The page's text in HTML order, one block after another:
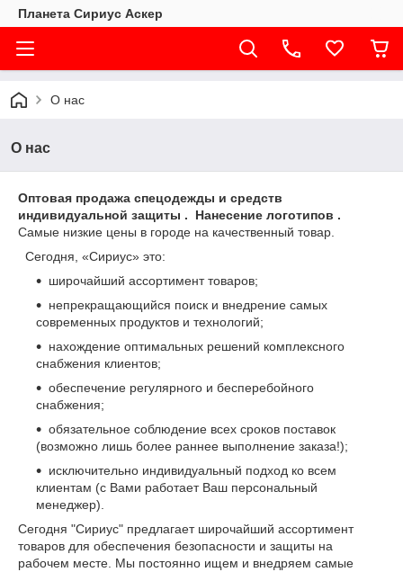
Планета Сириус Аскер
О нас
О нас
Оптовая продажа спецодежды и средств
индивидуальной защиты . Нанесение логотипов .
Самые низкие цены в городе на качественный товар.
Сегодня, «Сириус» это:
широчайший ассортимент товаров;
непрекращающийся поиск и внедрение самых
современных продуктов и технологий;
нахождение оптимальных решений комплексного
снабжения клиентов;
обеспечение регулярного и бесперебойного
снабжения;
обязательное соблюдение всех сроков поставок
(возможно лишь более раннее выполнение заказа!);
исключительно индивидуальный подход ко всем
клиентам (с Вами работает Ваш персональный
менеджер).
Сегодня "Сириус" предлагает широчайший ассортимент
товаров для обеспечения безопасности и защиты на
рабочем месте. Мы постоянно ищем и внедряем самые